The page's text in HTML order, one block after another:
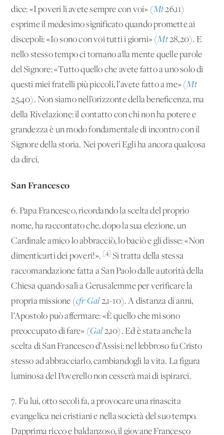
dice: «I poveri li avete sempre con voi» (Mt26,11)
esprime il medesimo significato quando promette ai
discepoli: «Io sono con voi tutti i giorni» (Mt28,20). E
nello stesso tempo ci tornano alla mente quelle parole
del Signore: «Tutto quello che avete fatto a uno solo di
questi miei fratelli più piccoli, l’avete fatto a me» (Mt
25,40). Non siamo nell’orizzonte della beneficenza, ma
della Rivelazione: il contatto con chi non ha potere e
grandezza è un modo fondamentale di incontro con il
Signore della storia. Nei poveri Egli ha ancora qualcosa
da dirci.
San Francesco
6. Papa Francesco, ricordando la scelta del proprio
nome, ha raccontato che, dopo la sua elezione, un
Cardinale amico lo abbracciò, lo baciò e gli disse: «Non
dimenticarti dei poveri!». [4] Si tratta della stessa
raccomandazione fatta a San Paolo dalle autorità della
Chiesa quando salì a Gerusalemme per verificare la
propria missione (cfr Gal2,1-10). A distanza di anni,
l’Apostolo può affermare: «È quello che mi sono
preoccupato di fare» (Gal2,10). Ed è stata anche la
scelta di San Francesco d’Assisi: nel lebbroso fu Cristo
stesso ad abbracciarlo, cambiandogli la vita. La figura
luminosa del Poverello non cesserà mai di ispirarci.
7. Fu lui, otto secoli fa, a provocare una rinascita
evangelica nei cristiani e nella società del suo tempo.
Dapprima ricco e baldanzoso, il giovane Francesco